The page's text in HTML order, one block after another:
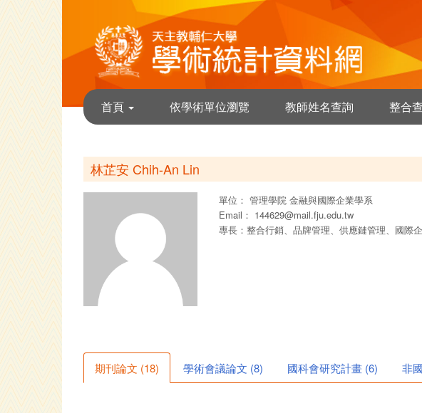
首頁 依學術單位瀏覽 教師姓名查詢 整合
林芷安 Chih-An Lin
單位： 管理學院 金融與國際企業學系
Email： 144629@mail.fju.edu.tw
專長：整合行銷、品牌管理、供應鏈管理、國際
期刊論文 (18) 學術會議論文 (8) 國科會研究計畫 (6) 非